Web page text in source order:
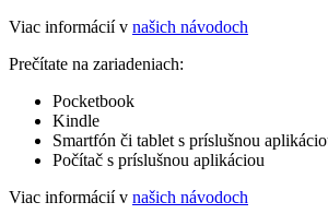
Viac informácií v našich návodoch
Prečítate na zariadeniach:
Pocketbook
Kindle
Smartfón či tablet s príslušnou
Počítač s príslušnou aplikáciou
Viac informácií v našich návodoch